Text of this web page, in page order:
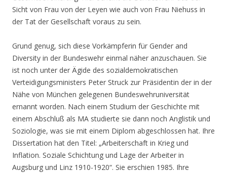
Sicht von Frau von der Leyen wie auch von Frau Niehuss in
der Tat der Gesellschaft voraus zu sein.
Grund genug, sich diese Vorkämpferin für Gender and
Diversity in der Bundeswehr einmal näher anzuschauen. Sie
ist noch unter der Ägide des sozialdemokratischen
Verteidigungsministers Peter Struck zur Präsidentin der in der
Nähe von München gelegenen Bundeswehruniversität
ernannt worden. Nach einem Studium der Geschichte mit
einem Abschluß als MA studierte sie dann noch Anglistik und
Soziologie, was sie mit einem Diplom abgeschlossen hat. Ihre
Dissertation hat den Titel: „Arbeiterschaft in Krieg und
Inflation. Soziale Schichtung und Lage der Arbeiter in
Augsburg und Linz 1910-1920“. Sie erschien 1985. Ihre